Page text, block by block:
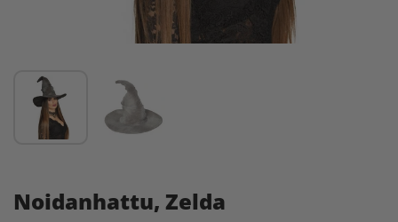
Noidanhattu, Zelda